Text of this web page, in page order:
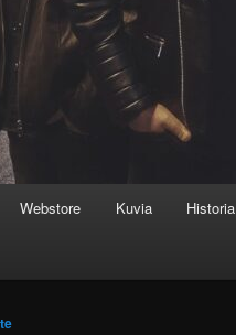
Webstore Kuvia Historia